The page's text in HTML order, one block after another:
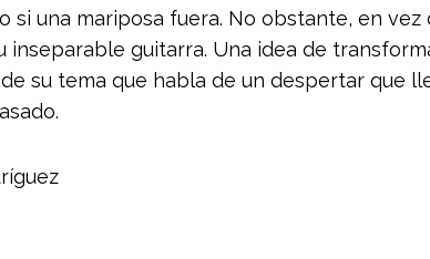
si una mariposa fuera. No obstante, en vez
guitarra. Una idea de
su tema que habla de un despertar que